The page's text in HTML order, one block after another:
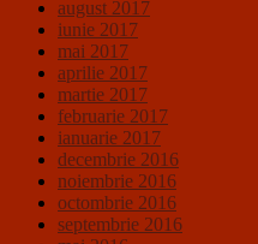
august 2017
iunie 2017
mai 2017
aprilie 2017
martie 2017
februarie 2017
ianuarie 2017
decembrie 2016
noiembrie 2016
octombrie 2016
septembrie 2016